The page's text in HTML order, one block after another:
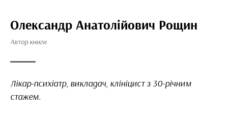
Олександр Анатолійович Рощин
Автор книги
Лікар-психіатр, викладач, клініцист з 30-річним
стажем.